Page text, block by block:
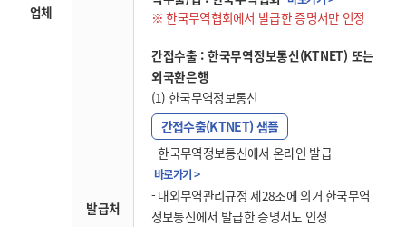
업체
발급처
한국무역협회에서 발급한 증명서만 인정
간접수출 : 한국무역정보통신(KTNET) 또는
외국환은행
(1) 한국무역정보통신
간접수출(KTNET) 샘플
- 한국무역정보통신에서 온라인 발급
바로가기 >
- 대외무역관리규정 제28조에 의거 한국무역
정보통신에서 발급한 증명서도 인정